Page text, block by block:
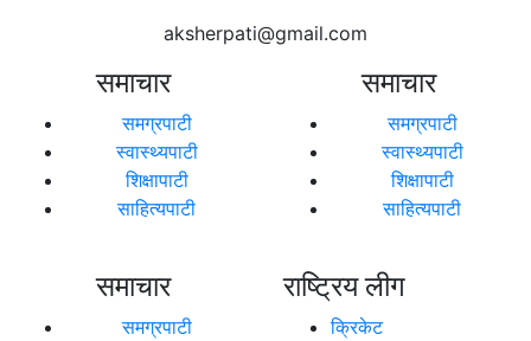
aksherpati@gmail.com
समाचार
समग्रपाटी
स्वास्थ्यपाटी
शिक्षापाटी
साहित्यपाटी
समाचार
समग्रपाटी
स्वास्थ्यपाटी
शिक्षापाटी
साहित्यपाटी
समाचार
समग्रपाटी
राष्ट्रिय लीग
क्रिकेट